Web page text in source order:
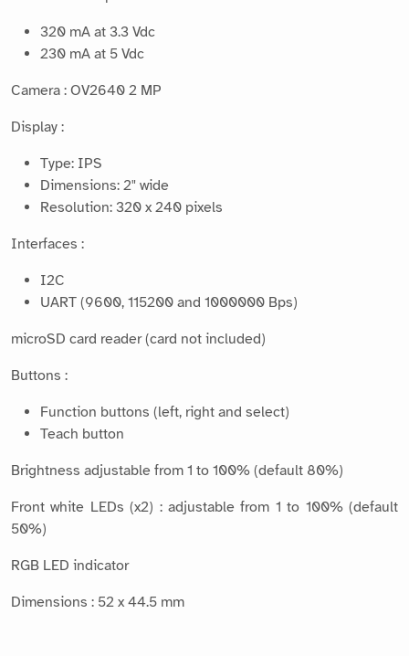
320 mA at 3.3 Vdc
230 mA at 5 Vdc
Camera : OV2640 2 MP
Display :
Type: IPS
Dimensions: 2" wide
Resolution: 320 x 240 pixels
Interfaces :
I2C
UART (9600, 115200 and 1000000 Bps)
microSD card reader (card not included)
Buttons :
Function buttons (left, right and select)
Teach button
Brightness adjustable from 1 to 100% (default 80%)
Front white LEDs (x2) : adjustable from 1 to 100% (default
50%)
RGB LED indicator
Dimensions : 52 x 44.5 mm